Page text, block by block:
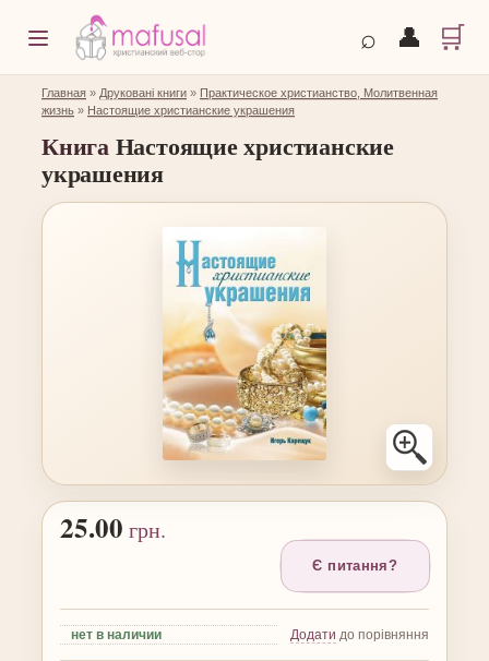
⌕ 👤 🛒
Главная » Друковані книги » Практическое христианство, Молитвенная
жизнь » Настоящие христианские украшения
КнигаНастоящие христианские
украшения
25.00 грн.
Є питання?
нет в наличии Додати до порівняння